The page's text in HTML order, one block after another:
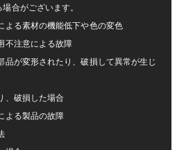
合がございます。
よる素材の機能低下や色の変色
不注意による故障
品が変形されたり、破損して異常が生じ
、破損した場合
よる製品の故障